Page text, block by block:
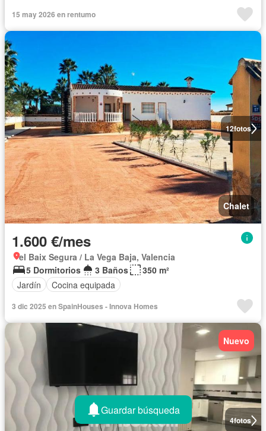
15 may 2026 en rentumo
12fotos
Chalet
1.600 €/mes
el Baix Segura / La Vega Baja, Valencia
5 Dormitorios
3 Baños
350 m²
Jardín
Cocina equipada
3 dic 2025 en SpainHouses - Innova Homes
4fotos
Nuevo
Guardar búsqueda